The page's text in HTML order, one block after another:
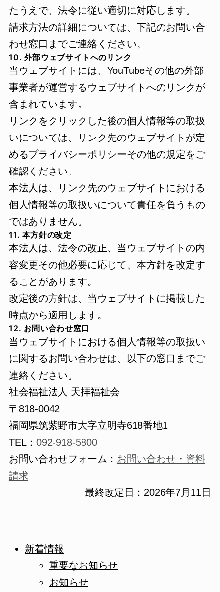
たうえで、法令に従い適切に対応します。
請求方法の詳細については、下記のお問い合
わせ窓口までご連絡ください。
10. 外部ウェブサイトへのリンク
当ウェブサイトには、YouTubeその他の外部
事業者が運営するウェブサイトへのリンクが
含まれています。
リンクをクリックした後の個人情報等の取扱
いについては、リンク先のウェブサイトが定
めるプライバシーポリシーその他の規定をご
確認ください。
本法人は、リンク先のウェブサイトにおける
個人情報等の取扱いについて責任を負うもの
ではありません。
11. 本方針の改定
本法人は、法令の改正、当ウェブサイトの内
容変更その他必要に応じて、本方針を改定す
ることがあります。
改定後の方針は、当ウェブサイトに掲載した
時点から適用します。
12. お問い合わせ窓口
当ウェブサイトにおける個人情報等の取扱い
に関するお問い合わせは、以下の窓口までご
連絡ください。
社会福祉法人 天拝福祉会
〒818-0042
福岡県筑紫野市大字立明寺618番地1
TEL： 092-918-5800
お問い合わせフォーム： お問い合わせ・資料
請求
最終改定日：2026年7月11日
新着情報
重要なお知らせ
お知らせ